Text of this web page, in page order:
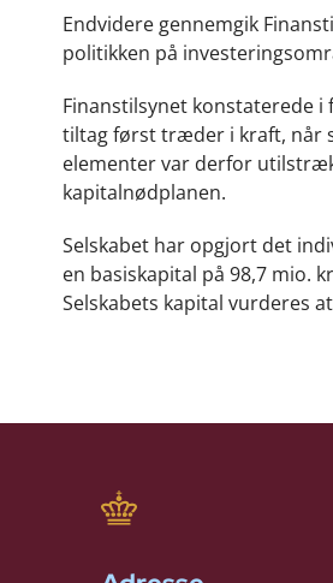
Endvidere gennemgik
politikken på
Finanstilsynet konstaterede
tiltag først træder i kraft, når
elementer var derfor
kapitalnødplanen.
Selskabet har opgjort det
en basiskapital på 98,7 mio.
Selskabets kapital vurderes